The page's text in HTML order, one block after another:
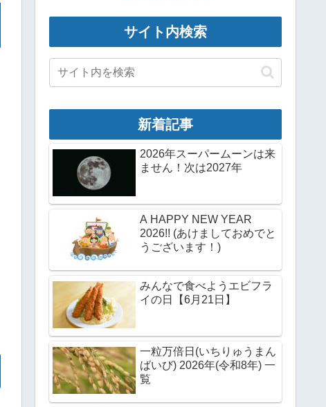
サイト内検索
新着記事
2026年スーパームーンは来
ません！次は2027年
A HAPPY NEW YEAR
2026!! (あけましておめでと
うございます！)
みんなで食べようエビフラ
イの日【6月21日】
一粒万倍日(いちりゅうまん
ばいび) 2026年(令和8年) 一
覧